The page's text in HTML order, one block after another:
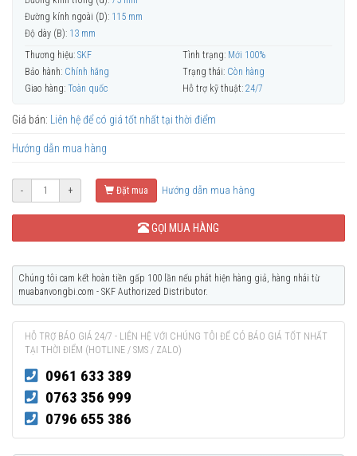
Đường kính ngoài (D): 115 mm
Độ dày (B): 13 mm
Thương hiệu: SKF Tình trạng: Mới 100%
Bảo hành: Chính hãng Trạng thái: Còn hàng
Giao hàng: Toàn quốc Hỗ trợ kỹ thuật: 24/7
Giá bán: Liên hệ để có giá tốt nhất tại thời điểm
Hướng dẫn mua hàng
- + Đặt mua Hướng dẫn mua hàng
GỌI MUA HÀNG
Chúng tôi cam kết hoàn tiền gấp 100 lần nếu phát hiện hàng giả, hàng nhái từ
muabanvongbi.com - SKF Authorized Distributor.
HỖ TRỢ BÁO GIÁ 24/7 - LIÊN HỆ VỚI CHÚNG TÔI ĐỂ CÓ BÁO GIÁ TỐT NHẤT
TẠI THỜI ĐIỂM (HOTLINE / SMS / ZALO)
0961 633 389
0763 356 999
0796 655 386